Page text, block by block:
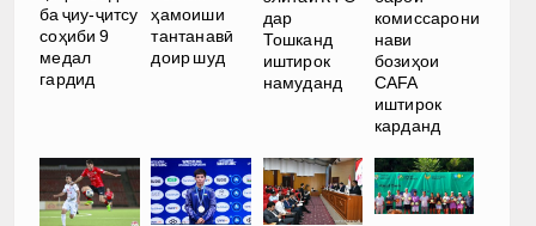
ба ҷиу-ҷитсу
соҳиби 9
медал
гардид
ҳамоиши
тантанавӣ
доир шуд
дар
Тошканд
иштирок
намуданд
комиссарони
нави
бозиҳои
CAFA
иштирок
карданд